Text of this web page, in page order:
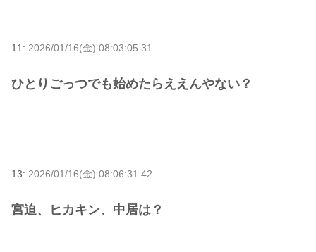
11: 2026/01/16(金) 08:03:05.31
ひとりごっつでも始めたらええんやない？
13: 2026/01/16(金) 08:06:31.42
宮迫、ヒカキン、中居は？